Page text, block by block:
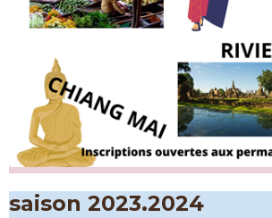
saison 2023.2024